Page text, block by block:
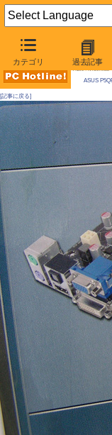
カテゴリ 過去記事
AKIBA
ASUS
[記事に戻る]